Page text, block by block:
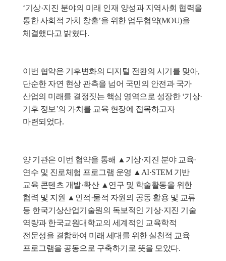
‘기상·지진 분야의 미래 인재 양성과 지역사회 협력을
통한 사회적 가치 창출’을 위한 업무협약(MOU)을
체결했다고 밝혔다.
이번 협약은 기후변화의 디지털 전환의 시기를 맞아,
단순한 자연 현상 관측을 넘어 국민의 안전과 국가
산업의 미래를 결정짓는 핵심 영역으로 성장한 ‘기상·
기후 정보’의 가치를 교육 현장에 접목하고자
마련되었다.
양 기관은 이번 협약을 통해 ▲기상·지진 분야 교육·
연수 및 진로체험 프로그램 운영 ▲AI·STEM 기반
교육 콘텐츠 개발·확산 ▲연구 및 학술활동을 위한
협력 및 지원 ▲인적·물적 자원의 공동 활용 및 교류
등 한국기상산업기술원의 독보적인 기상·지진 기술
역량과 한국교원대학교의 세계적인 교육학적
전문성을 결합하여 미래 세대를 위한 실천적 교육
프로그램을 공동으로 구축하기로 뜻을 모았다.